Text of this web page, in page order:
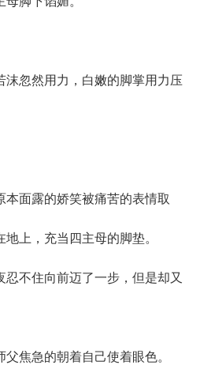
忽然用力，白嫩的脚掌用力压
面露的娇笑被痛苦的表情取
上，充当四主母的脚垫。
不住向前迈了一步，但是却又
焦急的朝着自己使着眼色。